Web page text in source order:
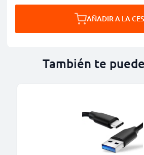
AÑADIR A LA
También te